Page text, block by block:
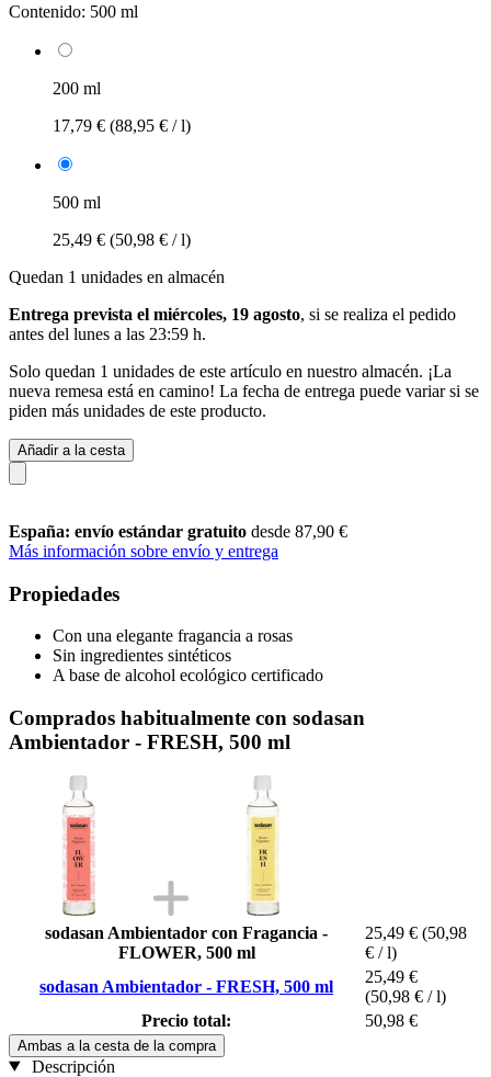
Contenido: 500 ml
200 ml
17,79 € (88,95 € / l)
500 ml
25,49 € (50,98 € / l)
Quedan 1 unidades en almacén
Entrega prevista el miércoles, 19 agosto, si se realiza el pedido
antes del lunes a las 23:59 h.
Solo quedan 1 unidades de este artículo en nuestro almacén. ¡La
nueva remesa está en camino! La fecha de entrega puede variar si se
piden más unidades de este producto.
Añadir a la cesta
España: envío estándar gratuito desde 87,90 €
Más información sobre envío y entrega
Propiedades
Con una elegante fragancia a rosas
Sin ingredientes sintéticos
A base de alcohol ecológico certificado
Comprados habitualmente con sodasan
Ambientador - FRESH, 500 ml
sodasan Ambientador con Fragancia -
FLOWER, 500 ml
25,49 € (50,98
€ / l)
sodasan Ambientador - FRESH, 500 ml
25,49 €
(50,98 € / l)
Precio total:
50,98 €
Ambas a la cesta de la compra
Descripción